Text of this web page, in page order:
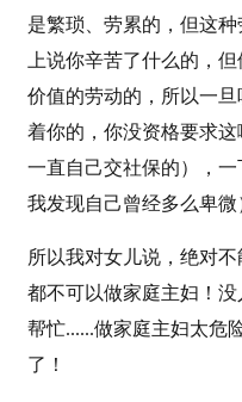
是繁琐、劳累的，但这
上说你辛苦了什么的，
价值的劳动的，所以一
着你的，你没资格要求
一直自己交社保的），
我发现自己曾经多么卑微
所以我对女儿说，绝对
都不可以做家庭主妇！
帮忙......做家庭主妇太危
了！